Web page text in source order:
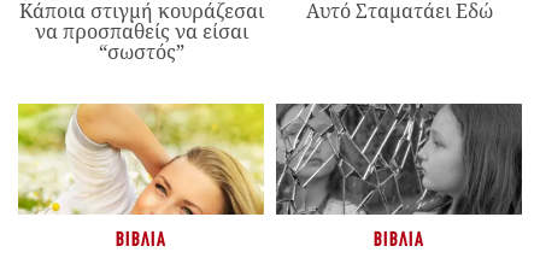
Κάποια στιγμή κουράζεσαι
να προσπαθείς να είσαι
“σωστός”
Αυτό Σταματάει Εδώ
ΒΙΒΛΊΑ ΒΙΒΛΊΑ